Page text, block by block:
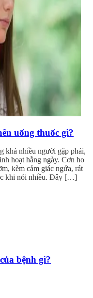
uống thuốc gì?
khá nhiều người gặp phải,
hoạt hằng ngày. Cơn ho
kèm cảm giác ngứa, rát
khi nói nhiều. Đây […]
bệnh gì?